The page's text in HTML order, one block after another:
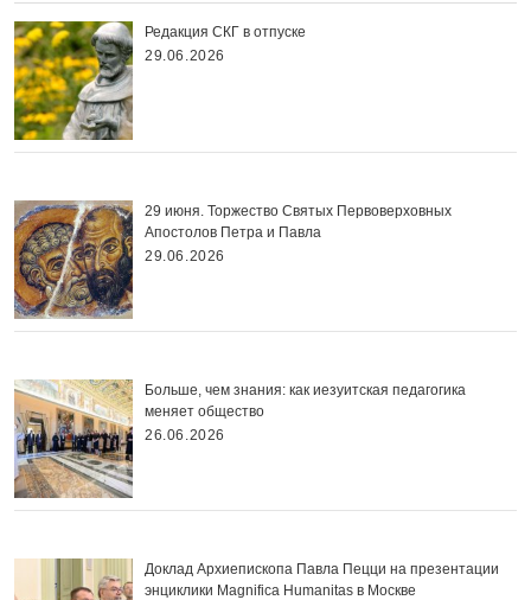
Редакция СКГ в отпуске
29.06.2026
29 июня. Торжество Святых Первоверховных
Апостолов Петра и Павла
29.06.2026
Больше, чем знания: как иезуитская педагогика
меняет общество
26.06.2026
Доклад Архиепископа Павла Пецци на презентации
энциклики Magnifica Нumanitas в Москве